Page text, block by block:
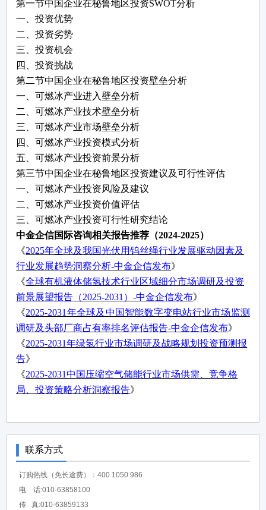
第一节中国企业在秘鲁地区投资SWOT分析
一、投资优势
二、投资劣势
三、投资机会
四、投资挑战
第二节中国企业在秘鲁地区投资壁垒分析
一、可燃冰产业进入壁垒分析
二、可燃冰产业技术壁垒分析
三、可燃冰产业市场壁垒分析
四、可燃冰产业投资模式分析
五、可燃冰产业投资前景分析
第三节中国企业在秘鲁地区投资建议及可行性评估
一、可燃冰产业投资风险及建议
二、可燃冰产业投资价值评估
三、可燃冰产业投资可行性研究结论
中金企信国际咨询相关报告推荐（2024-2025）
《2025年全球及我国光伏用钨丝绳行业发展驱动因素及
行业发展趋势洞察分析-中金企信发布》
《全球有机液体储氢技术行业区域细分市场调研及投资
前景展望报告（2025-2031）-中金企信发布》
《2025-2031年全球及中国智能数字变电站行业市场监测
调研及头部厂商占有率排名评估报告-中金企信发布》
《2025-2031年绿氢行业市场调研及战略规划投资预测报
告》
《2025-2031中国压缩空气储能行业市场供需、竞争格
局、投资策略分析洞察报告》
联系方式
订购热线（免长途费）：400 1050 986
电 话:010-63858100
传 真:010-63859133